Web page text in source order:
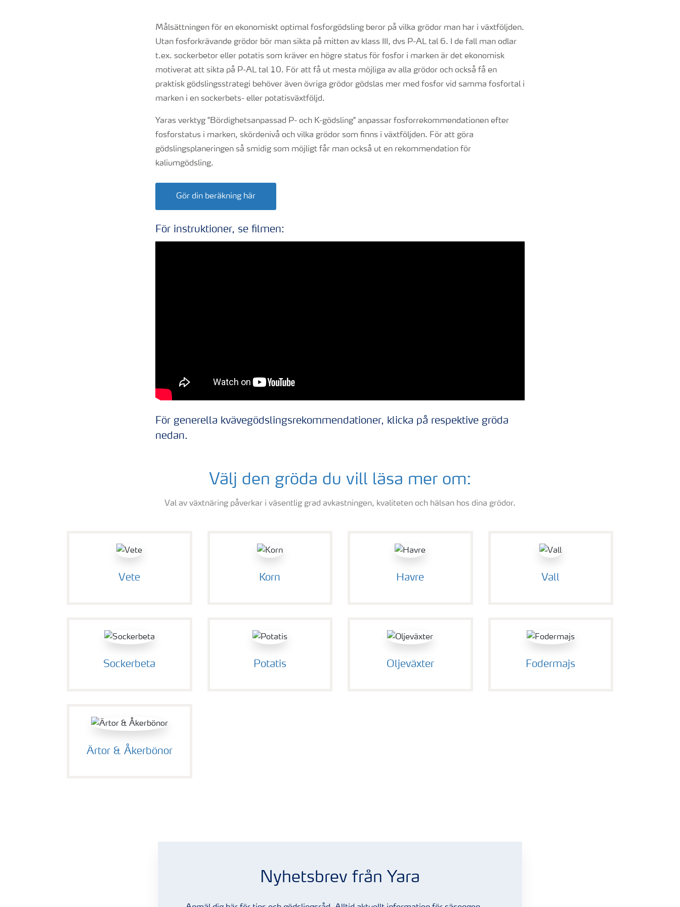
Målsättningen för en ekonomiskt optimal fosforgödsling beror på vilka grödor man har i växtföljden.
Utan fosforkrävande grödor bör man sikta på mitten av klass III, dvs P-AL tal 6. I de fall man odlar
t.ex. sockerbetor eller potatis som kräver en högre status för fosfor i marken är det ekonomisk
motiverat att sikta på P-AL tal 10. För att få ut mesta möjliga av alla grödor och också få en
praktisk gödslingsstrategi behöver även övriga grödor gödslas mer med fosfor vid samma fosfortal i
marken i en sockerbets- eller potatisväxtföljd.
Yaras verktyg "Bördighetsanpassad P- och K-gödsling" anpassar fosforrekommendationen efter
fosforstatus i marken, skördenivå och vilka grödor som finns i växtföljden. För att göra
gödslingsplaneringen så smidig som möjligt får man också ut en rekommendation för
kaliumgödsling.
Gör din beräkning här
För instruktioner, se filmen:
För generella kvävegödslingsrekommendationer, klicka på respektive gröda
nedan.
Välj den gröda du vill läsa mer om:
Val av växtnäring påverkar i väsentlig grad avkastningen, kvaliteten och hälsan hos dina grödor.
Vete Korn Havre Vall
Sockerbeta Potatis Oljeväxter Fodermajs
Ärtor & Åkerbönor
Nyhetsbrev från Yara